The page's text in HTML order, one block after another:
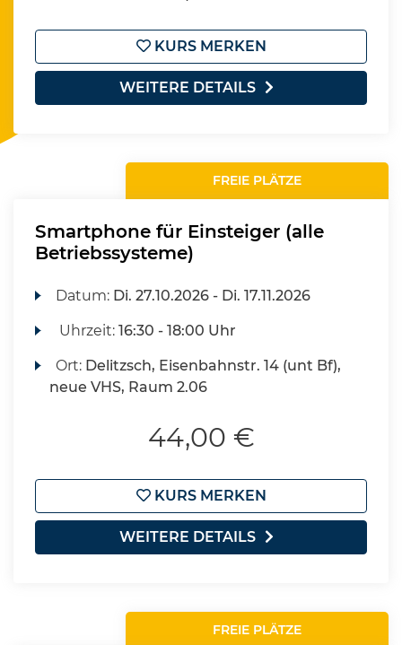
KURS MERKEN
WEITERE DETAILS
FREIE PLÄTZE
Smartphone für Einsteiger (alle
Betriebssysteme)
Datum: Di. 27.10.2026 - Di. 17.11.2026
Uhrzeit:16:30 - 18:00 Uhr
Ort: Delitzsch, Eisenbahnstr. 14 (unt Bf),
neue VHS, Raum 2.06
44,00 €
KURS MERKEN
WEITERE DETAILS
FREIE PLÄTZE